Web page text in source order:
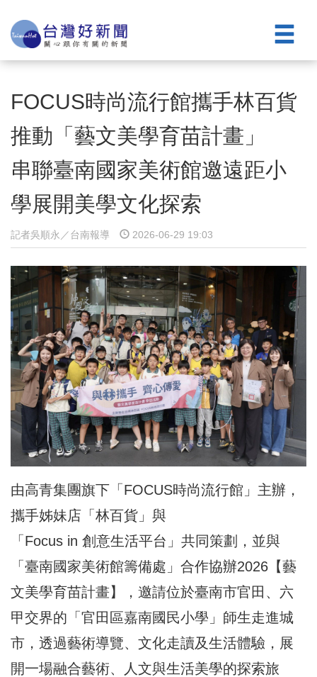
FOCUS時尚流行館攜手林百貨
推動「藝文美學育苗計畫」
串聯臺南國家美術館邀遠距小
學展開美學文化探索
記者吳順永／台南報導 2026-06-29 19:03
由高青集團旗下「FOCUS時尚流行館」主辦，
攜手姊妹店「林百貨」與
「Focus in 創意生活平台」共同策劃，並與
「臺南國家美術館籌備處」合作協辦2026【藝
文美學育苗計畫】，邀請位於臺南市官田、六
甲交界的「官田區嘉南國民小學」師生走進城
市，透過藝術導覽、文化走讀及生活體驗，展
開一場融合藝術、人文與生活美學的探索旅